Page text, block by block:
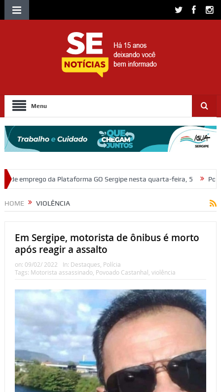
Menu
Sergipe nesta quarta-feira, 5 Polícia Civil prende em flagrante
HOME VIOLÊNCIA
Em Sergipe, motorista de ônibus é morto
após reagir a assalto
on: 09/02/ 2022 In: Destaques, Polícia
Tags: Motorista assassinado, Povoado Castanhal, violência